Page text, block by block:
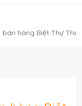
hàng Biệt Thự The